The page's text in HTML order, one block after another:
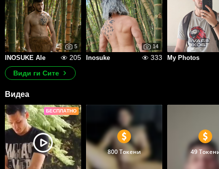
5
INOSUKE Ale 205
14
Inosuke 333 My Photos
Види ги Сите
Видеа
БЕСПЛАТНО
800 Токени 49